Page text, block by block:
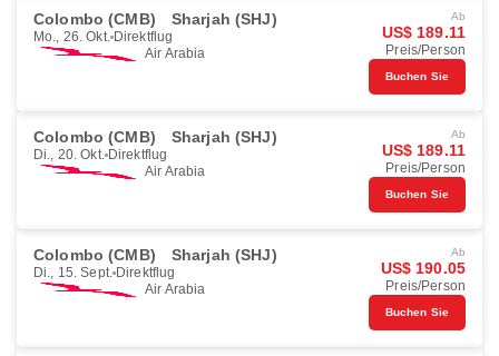
Colombo (CMB) Sharjah (SHJ)
Mo., 26. Okt. Direktflug
Air Arabia
Ab
US$ 189.11
Preis/Person
Buchen Sie
Colombo (CMB) Sharjah (SHJ)
Di., 20. Okt. Direktflug
Air Arabia
Ab
US$ 189.11
Preis/Person
Buchen Sie
Colombo (CMB) Sharjah (SHJ)
Di., 15. Sept. Direktflug
Air Arabia
Ab
US$ 190.05
Preis/Person
Buchen Sie